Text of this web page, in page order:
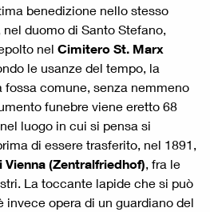
benedizione nello stesso
duomo di Santo Stefano,
nel Cimitero St. Marx
le usanze del tempo, la
fossa comune, senza nemmeno
funebre viene eretto 68
luogo in cui si pensa si
di essere trasferito, nel 1891,
Vienna (Zentralfriedhof), fra le
La toccante lapide che si può
invece opera di un guardiano del